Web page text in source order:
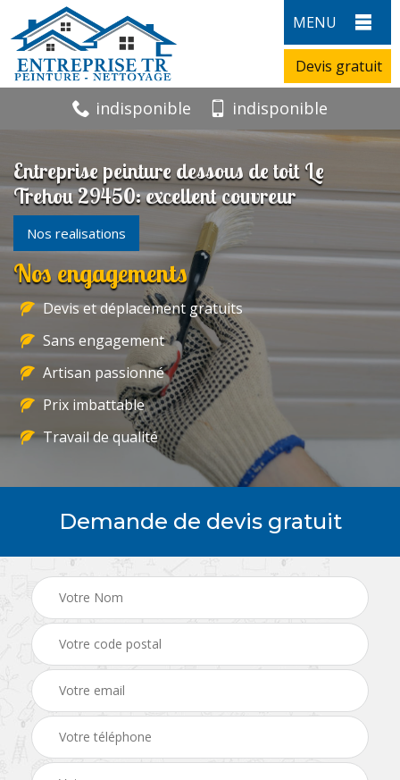
MENU
Devis gratuit
indisponible indisponible
Entreprise peinture dessous de toit Le
Trehou 29450: excellent couvreur
Nos realisations
Nos engagements
Devis et déplacement gratuits
Sans engagement
Artisan passionné
Prix imbattable
Travail de qualité
Demande de devis gratuit